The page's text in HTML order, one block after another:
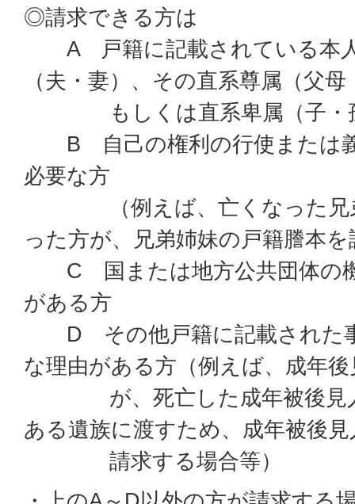
◎請求できる方は
A 戸籍に記載されている本人
（夫・妻）、その直系尊属（父
もしくは直系卑属（子・
B 自己の権利の行使または
必要な方
（例えば、亡くなった兄弟
った方が、兄弟姉妹の戸籍謄本
C 国または地方公共団体の
がある方
D その他戸籍に記載された
な理由がある方（例えば、成年
が、死亡した成年被後見人
ある遺族に渡すため、成年被後
請求する場合等）